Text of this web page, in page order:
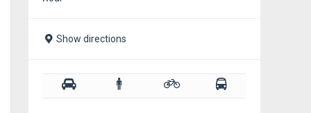
Show directions